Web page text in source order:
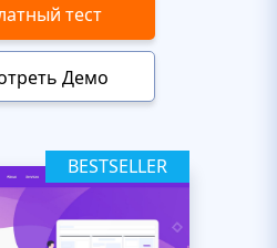
тест
Демо
BESTSELLER